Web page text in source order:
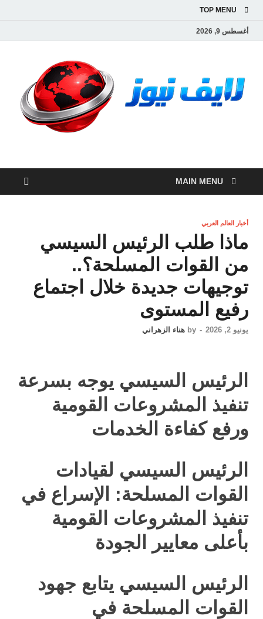
TOP MENU
أغسطس 9, 2026
لايف نيوز
MAIN MENU
أخبار العالم العربي
ماذا طلب الرئيس السيسي
من القوات المسلحة؟..
توجيهات جديدة خلال اجتماع
رفيع المستوى
يونيو 2, 2026 -
by هناء الزهراني
الرئيس السيسي يوجه بسرعة
تنفيذ المشروعات القومية
ورفع كفاءة الخدمات
الرئيس السيسي لقيادات
القوات المسلحة: الإسراع في
تنفيذ المشروعات القومية
بأعلى معايير الجودة
الرئيس السيسي يتابع جهود
القوات المسلحة في